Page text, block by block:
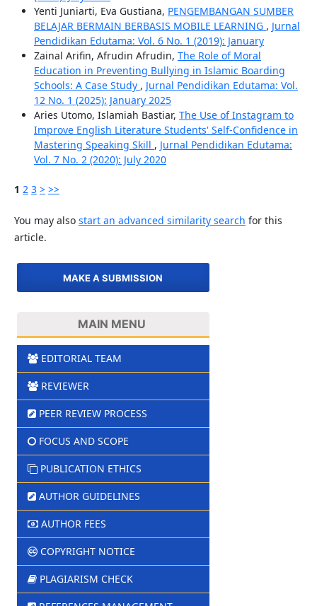
Yenti Juniarti, Eva Gustiana, PENGEMBANGAN SUMBER
BELAJAR BERMAIN BERBASIS MOBILE LEARNING , Jurnal
Pendidikan Edutama: Vol. 6 No. 1 (2019): January
Zainal Arifin, Afrudin Afrudin, The Role of Moral
Education in Preventing Bullying in Islamic Boarding
Schools: A Case Study , Jurnal Pendidikan Edutama: Vol.
12 No. 1 (2025): January 2025
Aries Utomo, Islamiah Bastiar, The Use of Instagram to
Improve English Literature Students' Self-Confidence in
Mastering Speaking Skill , Jurnal Pendidikan Edutama:
Vol. 7 No. 2 (2020): July 2020
1 2 3 > >>
You may also start an advanced similarity search for this
article.
MAKE A SUBMISSION
MAIN MENU
EDITORIAL TEAM
REVIEWER
PEER REVIEW PROCESS
FOCUS AND SCOPE
PUBLICATION ETHICS
AUTHOR GUIDELINES
AUTHOR FEES
COPYRIGHT NOTICE
PLAGIARISM CHECK